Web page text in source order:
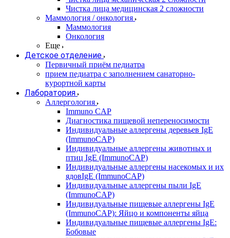
Чистка лица медицинская 2 сложности
Маммология / онкология
Маммология
Онкология
Еще
Детское отделение
Первичный приём педиатра
прием педиатра с заполнением санаторно-
курортной карты
Лаборатория
Аллергология
Immuno CAP
Диагностика пищевой непереносимости
Индивидуальные аллергены деревьев IgE
(ImmunoCAP)
Индивидуальные аллергены животных и
птиц IgE (ImmunoCAP)
Индивидуальные аллергены насекомых и их
ядовIgE (ImmunoCAP)
Индивидуальные аллергены пыли IgE
(ImmunoCAP)
Индивидуальные пищевые аллергены IgE
(ImmunoCAP): Яйцо и компоненты яйца
Индивидуальные пищевые аллергены IgE:
Бобовые